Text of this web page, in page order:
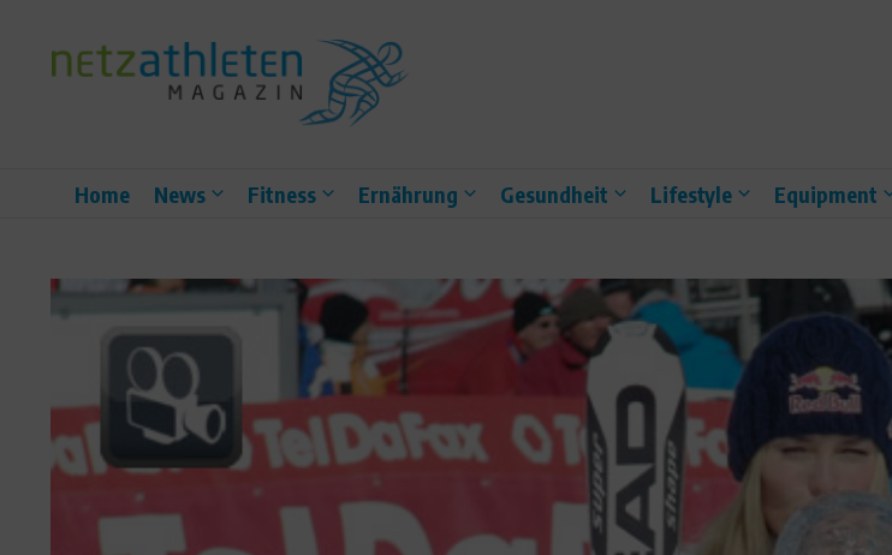
Home News Fitness Ernährung Gesundheit Lifestyle Equipment